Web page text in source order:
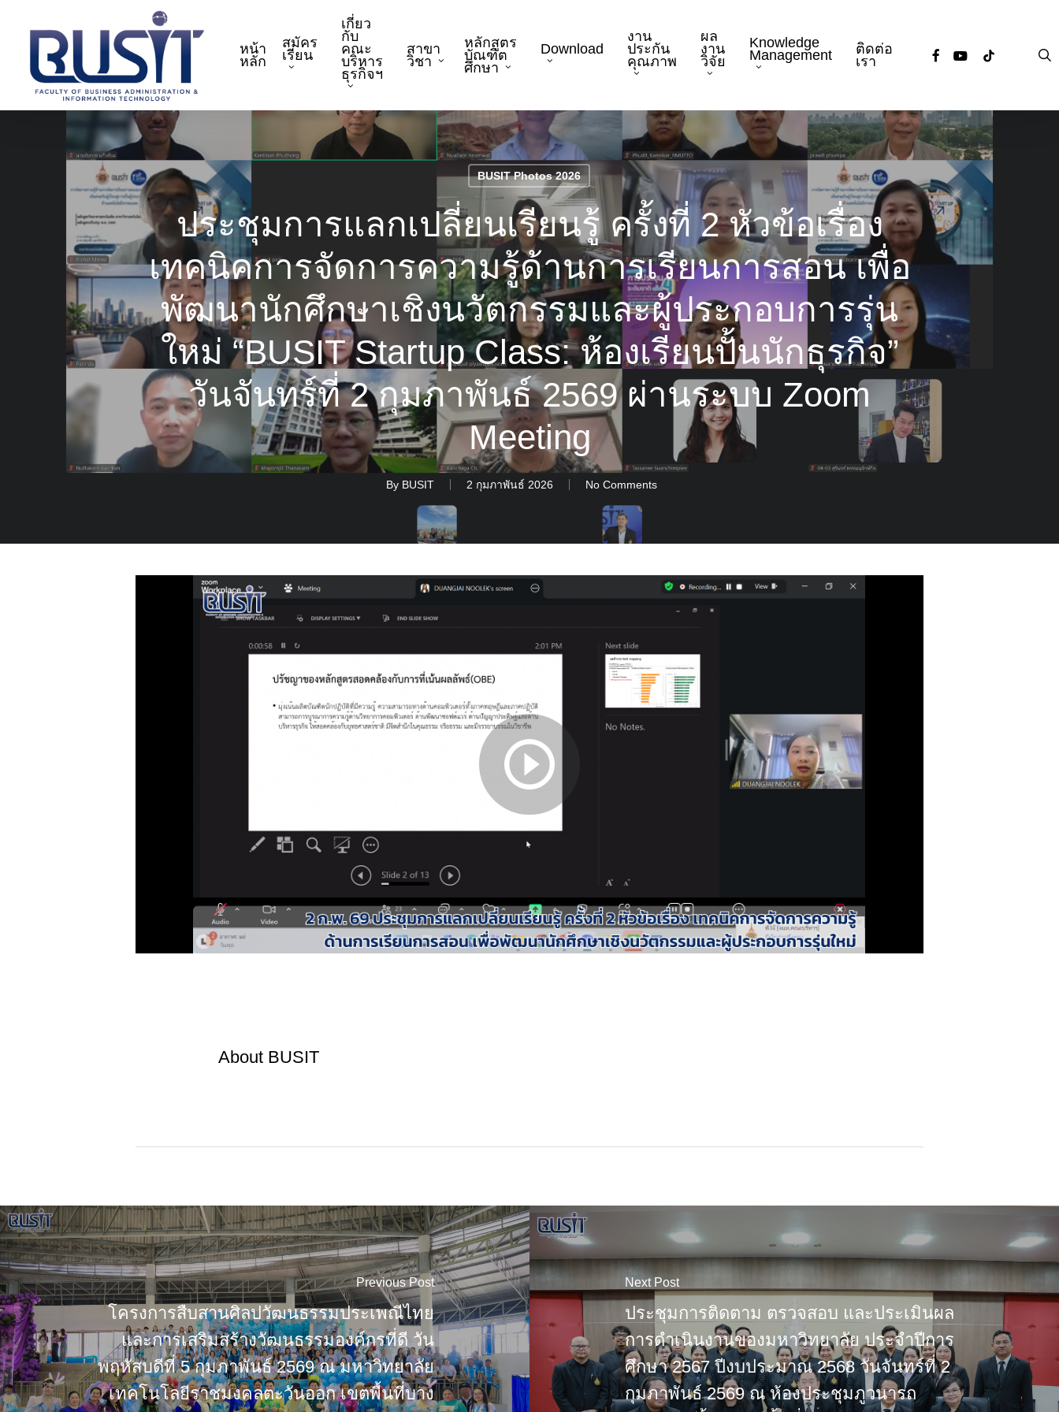
content
หน้า
หลัก
สมัคร
เรียน
เกี่ยว
กับ
คณะ
บริหาร
ธุรกิจฯ
สาขา
วิชา
หลักสูตร
บัณฑิต
ศึกษา
Download
งาน
ประกัน
คุณภาพ
ผล
งาน
วิจัย
Knowledge
Management
ติดต่อ
เรา
facebookyoutube
tiktok
BUSIT Photos 2026
ประชุมการแลกเปลี่ยนเรียนรู้ ครั้งที่ 2 หัวข้อเรื่อง
เทคนิคการจัดการความรู้ด้านการเรียนการสอน เพื่อ
พัฒนานักศึกษาเชิงนวัตกรรมและผู้ประกอบการรุ่น
ใหม่ “BUSIT Startup Class: ห้องเรียนปั้นนักธุรกิจ”
วันจันทร์ที่ 2 กุมภาพันธ์ 2569 ผ่านระบบ Zoom
Meeting
By BUSIT 2 กุมภาพันธ์ 2026 No Comments
About BUSIT
Previous Post
โครงการสืบสานศิลปวัฒนธรรมประเพณีไทย
และการเสริมสร้างวัฒนธรรมองค์กรที่ดี วัน
พฤหัสบดีที่ 5 กุมภาพันธ์ 2569 ณ มหาวิทยาลัย
เทคโนโลยีราชมงคลตะวันออก เขตพื้นที่บาง
Next Post
ประชุมการติดตาม ตรวจสอบ และประเมินผล
การดำเนินงานของมหาวิทยาลัย ประจำปีการ
ศึกษา 2567 ปีงบประมาณ 2568 วันจันทร์ที่ 2
กุมภาพันธ์ 2569 ณ ห้องประชุมภูวนารถ